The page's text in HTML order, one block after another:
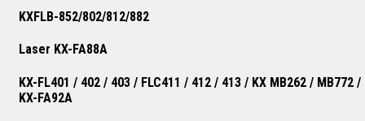
KXFLB-852/802/812/882
Laser KX-FA88A
KX-FL401 / 402 / 403 / FLC411 / 412 / 413 / KX MB262 / MB772 /
KX-FA92A